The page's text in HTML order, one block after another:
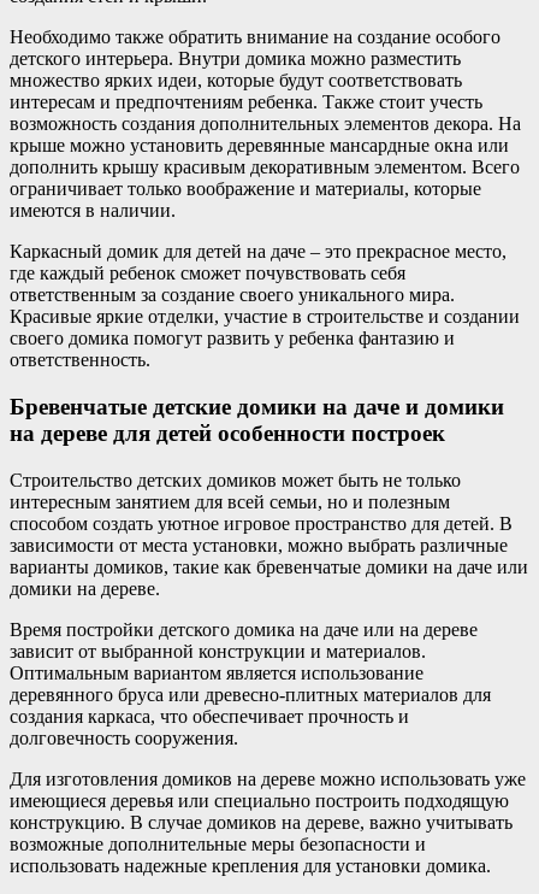
Необходимо также обратить внимание на создание особого
детского интерьера. Внутри домика можно разместить
множество ярких идеи, которые будут соответствовать
интересам и предпочтениям ребенка. Также стоит учесть
возможность создания дополнительных элементов декора. На
крыше можно установить деревянные мансардные окна или
дополнить крышу красивым декоративным элементом. Всего
ограничивает только воображение и материалы, которые
имеются в наличии.
Каркасный домик для детей на даче – это прекрасное место,
где каждый ребенок сможет почувствовать себя
ответственным за создание своего уникального мира.
Красивые яркие отделки, участие в строительстве и создании
своего домика помогут развить у ребенка фантазию и
ответственность.
Бревенчатые детские домики на даче и домики
на дереве для детей особенности построек
Строительство детских домиков может быть не только
интересным занятием для всей семьи, но и полезным
способом создать уютное игровое пространство для детей. В
зависимости от места установки, можно выбрать различные
варианты домиков, такие как бревенчатые домики на даче или
домики на дереве.
Время постройки детского домика на даче или на дереве
зависит от выбранной конструкции и материалов.
Оптимальным вариантом является использование
деревянного бруса или древесно-плитных материалов для
создания каркаса, что обеспечивает прочность и
долговечность сооружения.
Для изготовления домиков на дереве можно использовать уже
имеющиеся деревья или специально построить подходящую
конструкцию. В случае домиков на дереве, важно учитывать
возможные дополнительные меры безопасности и
использовать надежные крепления для установки домика.